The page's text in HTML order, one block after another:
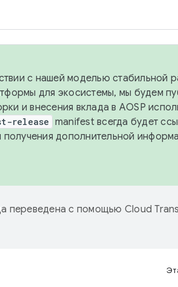
с нашей моделью стабильной
для экосистемы, мы будем
и внесения вклада в AOSP
release manifest всегда будет
дополнительной
переведена с помощью Cloud